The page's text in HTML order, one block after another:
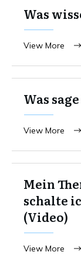
Was
View More
Was
View More
Mein
schalte
(Video)
View More